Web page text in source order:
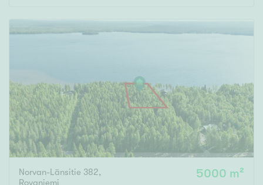
Norvan-Länsitie 382,
Rovaniemi
5000 m²